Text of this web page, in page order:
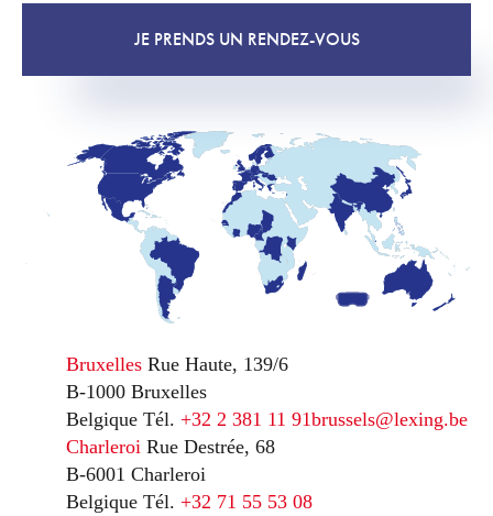
JE PRENDS UN RENDEZ-VOUS
Bruxelles Rue Haute, 139/6
B-1000 Bruxelles
Belgique Tél. +32 2 381 11 91brussels@lexing.be
Charleroi Rue Destrée, 68
B-6001 Charleroi
Belgique Tél. +32 71 55 53 08